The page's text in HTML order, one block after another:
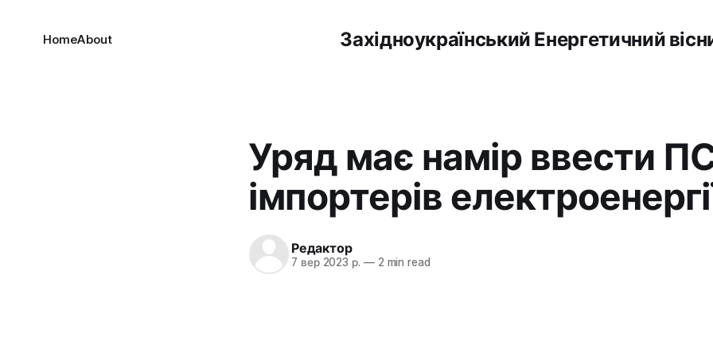
Західноукраїнський Енергетичний
HomeAbout
Уряд має намір ввести
імпортерів
Редактор
7 вер 2023 р. —2 min read